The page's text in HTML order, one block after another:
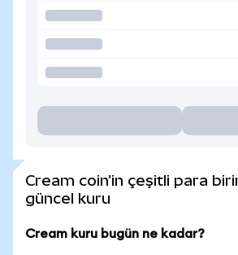
Cream coin'in çeşitli para
güncel kuru
Cream kuru bugün ne kadar?